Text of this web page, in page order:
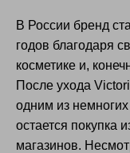
В России бренд
годов благодаря
косметике и,
После ухода
одним из
остается покупка
магазинов.